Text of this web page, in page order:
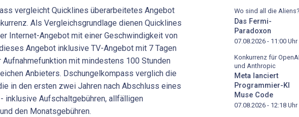
vergleicht Quicklines überarbeitetes Angebot
Als Vergleichsgrundlage dienen Quicklines
Internet-Angebot mit einer Geschwindigkeit von
Angebot inklusive TV-Angebot mit 7 Tagen
Aufnahmefunktion mit mindestens 100 Stunden
Anbieters. Dschungelkompass verglich die
in den ersten zwei Jahren nach Abschluss eines
inklusive Aufschaltgebühren, allfälligen
den Monatsgebühren.
Wo sind all die Aliens?
Das Fermi-
Paradoxon
07.08.2026 - 11:00 Uhr
Konkurrenz für OpenAI
und Anthropic
Meta lanciert
Programmier-KI
Muse Code
07.08.2026 - 12:18 Uhr